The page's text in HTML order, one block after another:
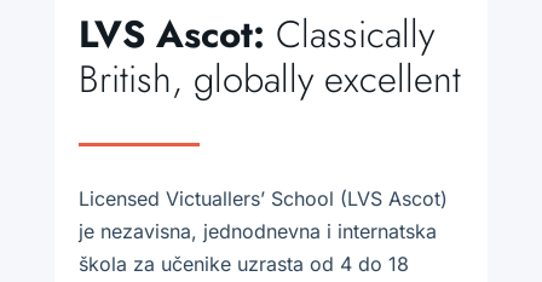
LVS Ascot: Classically
British, globally excellent
Licensed Victuallers’ School (LVS Ascot)
je nezavisna, jednodnevna i internatska
škola za učenike uzrasta od 4 do 18